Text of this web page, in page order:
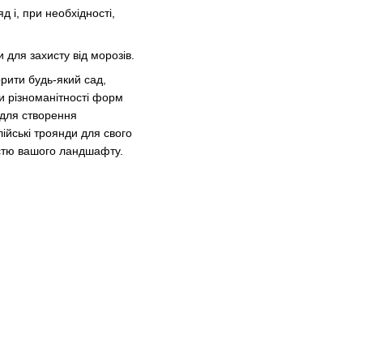
і, при необхідності,
захисту від морозів.
будь-який сад,
форм
створення
троянди для свого
вашого ландшафту.